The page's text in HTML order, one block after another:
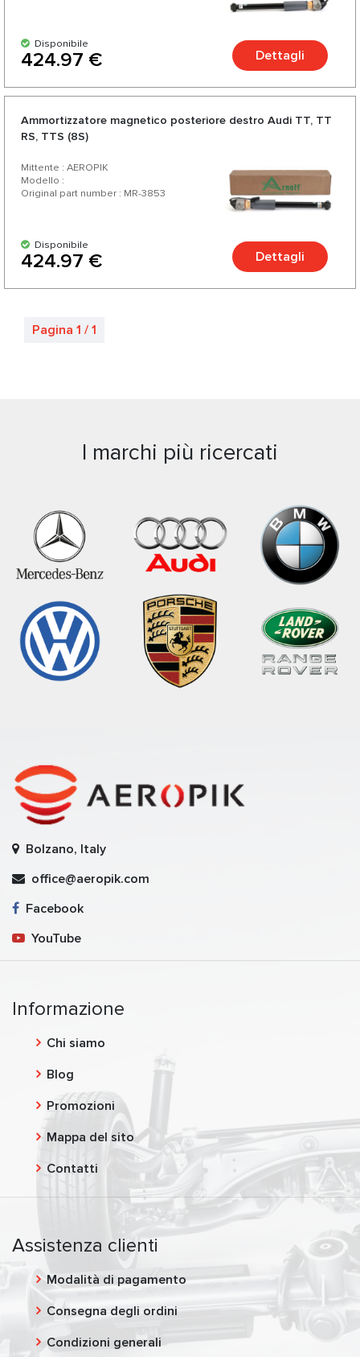
Disponibile
424.97 € Dettagli
Ammortizzatore magnetico posteriore destro Audi TT, TT
RS, TTS (8S)
Mittente : AEROPIK
Modello :
Original part number : MR-3853
Disponibile
424.97 € Dettagli
Pagina 1 / 1
I marchi più ricercati
Bolzano, Italy
office@aeropik.com
Facebook
YouTube
Informazione
Chi siamo
Blog
Promozioni
Mappa del sito
Contatti
Assistenza clienti
Modalità di pagamento
Consegna degli ordini
Condizioni generali